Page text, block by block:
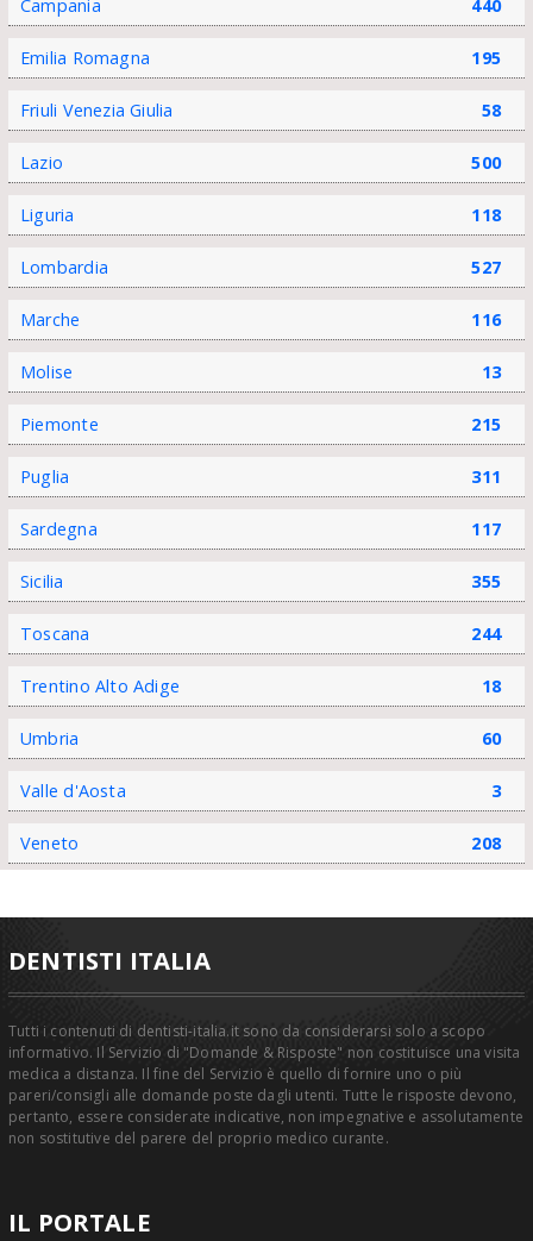
Campania 440
Emilia Romagna 195
Friuli Venezia Giulia 58
Lazio 500
Liguria 118
Lombardia 527
Marche 116
Molise 13
Piemonte 215
Puglia 311
Sardegna 117
Sicilia 355
Toscana 244
Trentino Alto Adige 18
Umbria 60
Valle d'Aosta 3
Veneto 208
DENTISTI ITALIA
Tutti i contenuti di dentisti-italia.it sono da considerarsi solo a scopo
informativo. Il Servizio di "Domande & Risposte" non costituisce una visita
medica a distanza. Il fine del Servizio è quello di fornire uno o più
pareri/consigli alle domande poste dagli utenti. Tutte le risposte devono,
pertanto, essere considerate indicative, non impegnative e assolutamente
non sostitutive del parere del proprio medico curante.
IL PORTALE